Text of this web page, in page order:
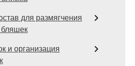
для размягчения
бляшек
и организация